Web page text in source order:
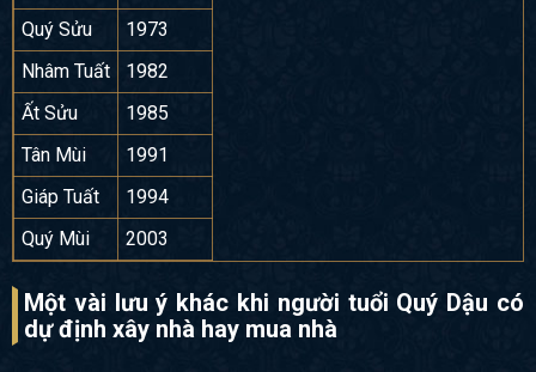
Quý Sửu
1973
Nhâm Tuất
1982
Ất Sửu
1985
Tân Mùi
1991
Giáp Tuất
1994
Quý Mùi
2003
Một vài lưu ý khác khi người tuổi Quý Dậu có
dự định xây nhà hay mua nhà